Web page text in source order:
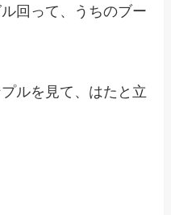
回って、うちのブー
ルを見て、はたと立